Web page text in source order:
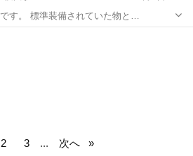
す。 標準装備されていた物と…
2 3 ... 次へ